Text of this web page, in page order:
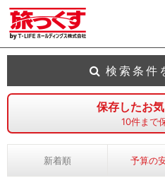
保存したお
10件まで
新着順 予算の
検索条件